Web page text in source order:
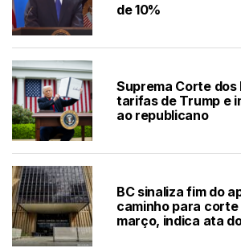
de 10%
Suprema Corte dos
tarifas de Trump e
ao republicano
BC sinaliza fim do
caminho para corte
março, indica ata